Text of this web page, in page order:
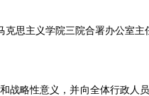
思主义学院三院合署办公室
略性意义，并向全体行政人